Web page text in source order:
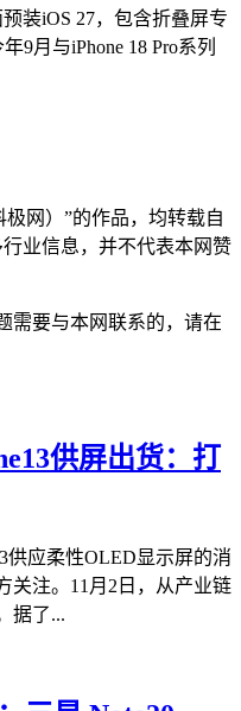
装iOS 27，包含折叠屏专
9月与iPhone 18 Pro系列
网）”的作品，均转载自
业信息，并不代表本网赞
需要与本网联系的，请在
供屏出货：打
供应柔性OLED显示屏的消
关注。11月2日，从产业链
据了...